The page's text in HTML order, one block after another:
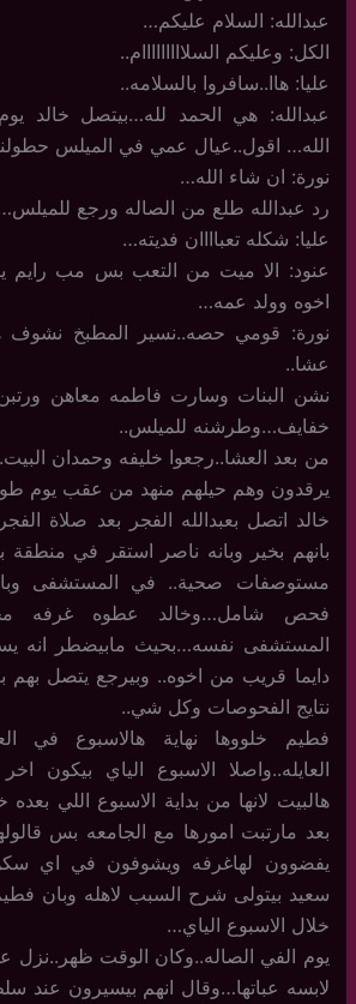
عبدالله: السلام عليكم…
الكل: وعليكم السلااااااااام..
عليا: هاا..سافروا بالسلامه..
عبدالله: هي الحمد لله…بيتصل خالد
الله… اقول..عيال عمي في الميلس
نورة: ان شاء الله…
رد عبدالله طلع من الصاله ورجع
عليا: شكله تعباااان فديته…
عنود: الا ميت من التعب بس مب رايم
اخوه وولد عمه…
نورة: قومي حصه..نسير المطبخ نشوف
عشا..
نشن البنات وسارت فاطمه معاهن
خفايف…وطرشنه للميلس..
من بعد العشا..رجعوا خليفه وحمدان
يرقدون وهم حيلهم منهد من عقب يوم
خالد اتصل بعبدالله الفجر بعد صلاة
مستوصفات صحية.. في المستشفى
فحص شامل…وخالد عطوه غرفه
المستشفى نفسه…بحيث مابيضطر انه
دايما قريب من اخوه.. وبيرجع يتصل بهم
نتايج الفحوصات وكل شي..
فطيم خلووها نهاية هالاسبوع في
العايله..واصلا الاسبوع الياي بيكون
هالبيت لانها من بداية الاسبوع اللي
بعد مارتبت امورها مع الجامعه بس
يفضوون لهاغرفه ويشوفون في اي سكن
سعيد بيتولى شرح السبب لاهله وبان
خلال الاسبوع الياي…
يوم الفي الصاله..وكان الوقت ظهر..نزل
لابسه عباتها…وقال انهم بيسيرون عند